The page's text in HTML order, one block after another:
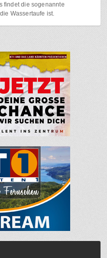
findet die sogenannte
Wassertaufe ist.